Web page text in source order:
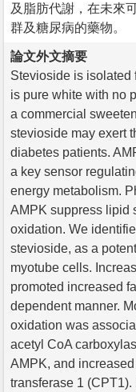
及脂肪代謝，在未來
群及糖尿病的藥物。
論文外文摘要
Stevioside is isolated
is pure white with no
a commercial
stevioside may exert
diabetes patients.
a key sensor
energy metabolism.
AMPK suppress lipid
oxidation. We
stevioside, as a
myotube cells.
promoted increased
dependent manner.
oxidation was
acetyl CoA
AMPK, and
transferase 1